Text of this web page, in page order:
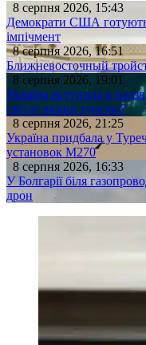
8 серпня 2026, 15:43
Демократи США готують
імпічмент
8 серпня 2026, 16:51
Ближневосточный
8 серпня 2026, 19:01
Україна вступила в
світло вкінці тунелю?
8 серпня 2026, 21:25
Україна придбала у
установок M270
8 серпня 2026, 16:33
У Болгарії біля
дрон